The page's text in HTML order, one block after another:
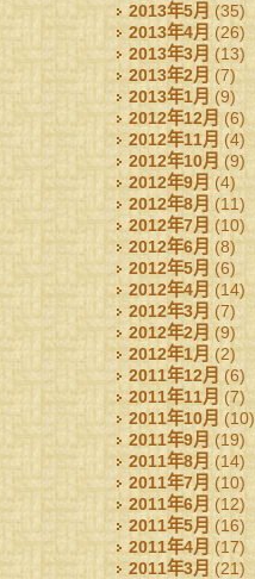
2013年5月 (35)
2013年4月 (26)
2013年3月 (13)
2013年2月(7)
2013年1月 (9)
2012年12月 (6)
2012年11月 (4)
2012年10月 (9)
2012年9月(4)
2012年8月 (11)
2012年7月 (10)
2012年6月 (8)
2012年5月 (6)
2012年4月(14)
2012年3月 (7)
2012年2月 (9)
2012年1月 (2)
2011年12月 (6)
2011年11月 (7)
2011年10月 (10)
2011年9月 (19)
2011年8月 (14)
2011年7月 (10)
2011年6月(12)
2011年5月 (16)
2011年4月 (17)
2011年3月 (21)